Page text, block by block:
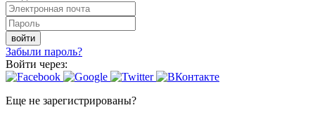
войти
Забыли пароль?
Войти через:
Еще не зарегистрированы?